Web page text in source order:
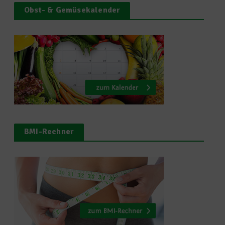
Obst- & Gemüsekalender
BMI-Rechner